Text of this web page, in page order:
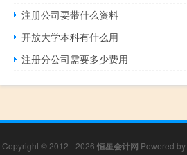
注册公司要带什么资料
开放大学本科有什么用
注册分公司需要多少费用
Copyright © 2012 - 2026 恒星会计网 Powered by